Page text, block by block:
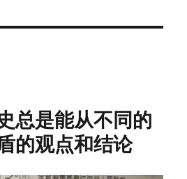
总是能从不同的
的观点和结论